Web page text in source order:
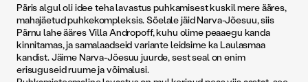
Päris algul oli idee teha lavastus puhkamisest kuskil mere ääres,
mahajäetud puhkekompleksis. Sõelale jäid Narva-Jõesuu, siis
Pärnu lahe ääres Villa Andropoff, kuhu olime peaaegu kanda
kinnitamas, ja samalaadseid variante leidsime ka Laulasmaa
kandist. Jäime Narva-Jõesuu juurde, sest seal on enim
erisuguseid ruume ja võimalusi.